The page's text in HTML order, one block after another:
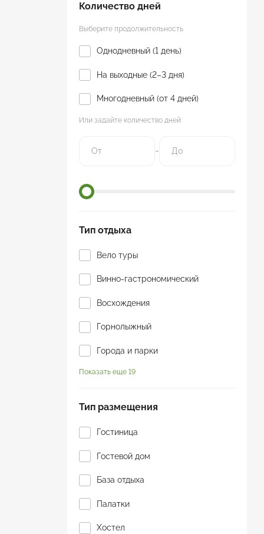
Количество дней
Выберите продолжительность
Однодневный (1 день)
На выходные (2–3 дня)
Многодневный (от 4 дней)
Или задайте количество дней
-
Тип отдыха
Вело туры
Винно-гастрономический
Восхождения
Горнолыжный
Города и парки
Горы
Показать еще 19
Тип размещения
Гостиница
Гостевой дом
База отдыха
Палатки
Хостел